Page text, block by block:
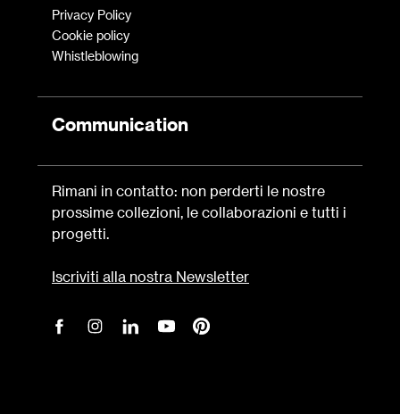
Privacy Policy
Cookie policy
Whistleblowing
Communication
Rimani in contatto: non perderti le nostre
prossime collezioni, le collaborazioni e tutti i
progetti.
Iscriviti alla nostra Newsletter